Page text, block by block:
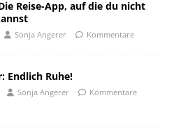
Reise-App, auf die du nicht
Sonja Angerer
Kommentare
Endlich Ruhe!
Sonja Angerer
Kommentare